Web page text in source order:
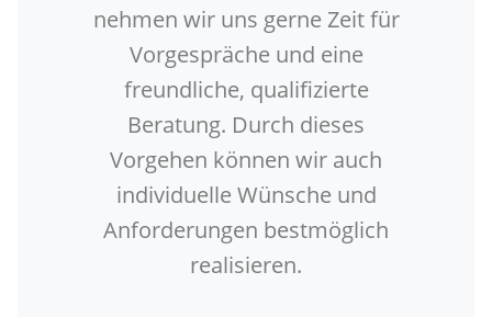
nehmen wir uns gerne Zeit für
Vorgespräche und eine
freundliche, qualifizierte
Beratung. Durch dieses
Vorgehen können wir auch
individuelle Wünsche und
Anforderungen bestmöglich
realisieren.